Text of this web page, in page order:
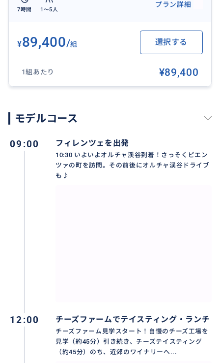
🧀 充実のモデルコース例（所要時間：約8時間）
10:30｜ピエンツァ到着・町散策（絶景スポットや可愛
いショップ巡り） （📍現地集合の場合はここで待ち合
11:30｜オルチャ渓谷の絶景ドライブ
12:00｜厳選チーズファーム訪問（工房見学・チーズテ
イスティング＆絶景ランチ）
14:30｜現地出発 （現地合流のおきゃくさまとはここ
16:00〜16:30｜フィレンツェに到着
は、お客様のご要望に合わせて調整可能です。
7時間 1〜5人
プラン詳細
¥89,400/組 選択する
1組あたり ¥89,400
モデルコース
09:00 フィレンツェを出発
10:30 いよいよオルチャ渓谷到着！さっそくピエン
ツァの町を訪問。その前後にオルチャ渓谷ドライブ
も♪
12:00 チーズファームでテイスティング・ランチ
チーズファーム見学スタート！自慢のチーズ工場を
見学（約45分）引き続き、チーズテイスティング
（約45分）のち、近郊のワイナリーへ...